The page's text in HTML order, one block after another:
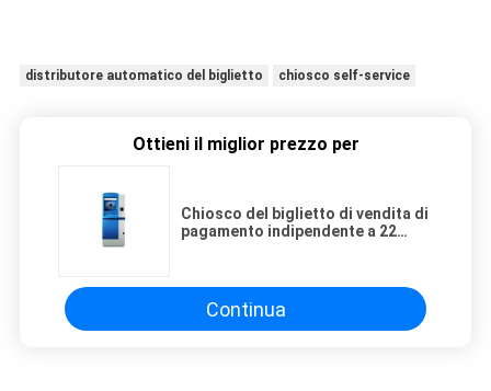
distributore automatico del biglietto chiosco self-service
Ottieni il miglior prezzo per
Chiosco del biglietto di vendita di
pagamento indipendente a 22
Continua